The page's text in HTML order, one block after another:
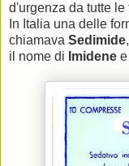
d'urgenza da tutte
In Italia una delle
chiamava Sedimide
il nome di Imidene e